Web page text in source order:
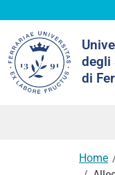
degli
di
nel
sito
Home